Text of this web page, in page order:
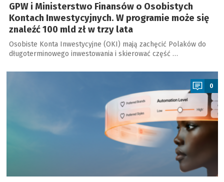
GPW i Ministerstwo Finansów o Osobistych
Kontach Inwestycyjnych. W programie może się
znaleźć 100 mld zł w trzy lata
Osobiste Konta Inwestycyjne (OKI) mają zachęcić Polaków do
długoterminowego inwestowania i skierować część …
a
0